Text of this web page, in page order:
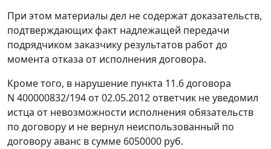
При этом материалы дел не содержат доказательств,
подтверждающих факт надлежащей передачи
подрядчиком заказчику результатов работ до
момента отказа от исполнения договора.
Кроме того, в нарушение пункта 11.6 договора
N 400000832/194 от 02.05.2012 ответчик не уведомил
истца от невозможности исполнения обязательств
по договору и не вернул неиспользованный по
договору аванс в сумме 6050000 руб.